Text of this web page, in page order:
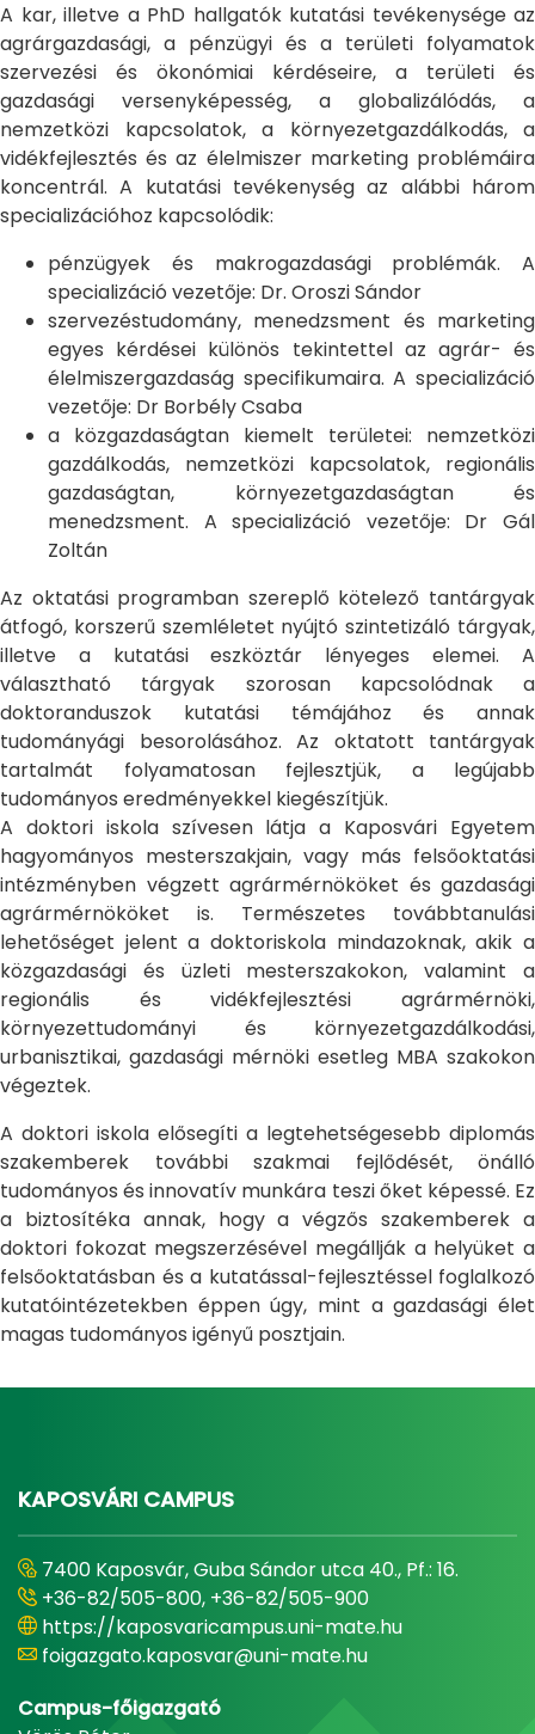
A kar, illetve a PhD hallgatók kutatási tevékenysége az
agrárgazdasági, a pénzügyi és a területi folyamatok
szervezési és ökonómiai kérdéseire, a területi és
gazdasági versenyképesség, a globalizálódás, a
nemzetközi kapcsolatok, a környezetgazdálkodás, a
vidékfejlesztés és az élelmiszer marketing problémáira
koncentrál. A kutatási tevékenység az alábbi három
specializációhoz kapcsolódik:
pénzügyek és makrogazdasági problémák. A
specializáció vezetője: Dr. Oroszi Sándor
szervezéstudomány, menedzsment és marketing
egyes kérdései különös tekintettel az agrár- és
élelmiszergazdaság specifikumaira. A specializáció
vezetője: Dr Borbély Csaba
a közgazdaságtan kiemelt területei: nemzetközi
gazdálkodás, nemzetközi kapcsolatok, regionális
gazdaságtan, környezetgazdaságtan és
menedzsment. A specializáció vezetője: Dr Gál
Zoltán
Az oktatási programban szereplő kötelező tantárgyak
átfogó, korszerű szemléletet nyújtó szintetizáló tárgyak,
illetve a kutatási eszköztár lényeges elemei. A
választható tárgyak szorosan kapcsolódnak a
doktoranduszok kutatási témájához és annak
tudományági besorolásához. Az oktatott tantárgyak
tartalmát folyamatosan fejlesztjük, a legújabb
tudományos eredményekkel kiegészítjük.
A doktori iskola szívesen látja a Kaposvári Egyetem
hagyományos mesterszakjain, vagy más felsőoktatási
intézményben végzett agrármérnököket és gazdasági
agrármérnököket is. Természetes továbbtanulási
lehetőséget jelent a doktoriskola mindazoknak, akik a
közgazdasági és üzleti mesterszakokon, valamint a
regionális és vidékfejlesztési agrármérnöki,
környezettudományi és környezetgazdálkodási,
urbanisztikai, gazdasági mérnöki esetleg MBA szakokon
végeztek.
A doktori iskola elősegíti a legtehetségesebb diplomás
szakemberek további szakmai fejlődését, önálló
tudományos és innovatív munkára teszi őket képessé. Ez
a biztosítéka annak, hogy a végzős szakemberek a
doktori fokozat megszerzésével megállják a helyüket a
felsőoktatásban és a kutatással-fejlesztéssel foglalkozó
kutatóintézetekben éppen úgy, mint a gazdasági élet
magas tudományos igényű posztjain.
KAPOSVÁRI CAMPUS
7400 Kaposvár, Guba Sándor utca 40., Pf.: 16.
+36-82/505-800, +36-82/505-900
https://kaposvaricampus.uni-mate.hu
foigazgato.kaposvar@uni-mate.hu
Campus-főigazgató